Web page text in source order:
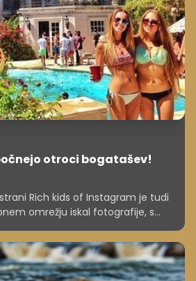
otroci bogatašev!
Rich kids of Instagram je tudi
omrežju iskal fotografije, s
tokrat hvalili, kaj so